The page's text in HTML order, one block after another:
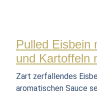
Pulled Eisbein
und Kartoffeln
Zart zerfallendes
aromatischen Sauce